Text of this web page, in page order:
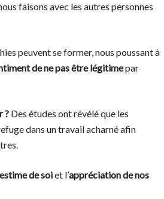
faisons avec les autres personnes
peuvent se former, nous poussant à
de ne pas être légitimepar
? Des études ont révélé que les
dans un travail acharné afin
estime de soiet l’appréciation de nos